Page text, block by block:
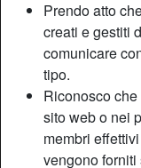
Prendo atto
creati e gestiti
comunicare
tipo.
Riconosco
sito web o nei
membri
vengono
Sessualità:
Relazione:
Colore dei capelli:
Colore degli occhi:
Depilata:
Fumatrice: